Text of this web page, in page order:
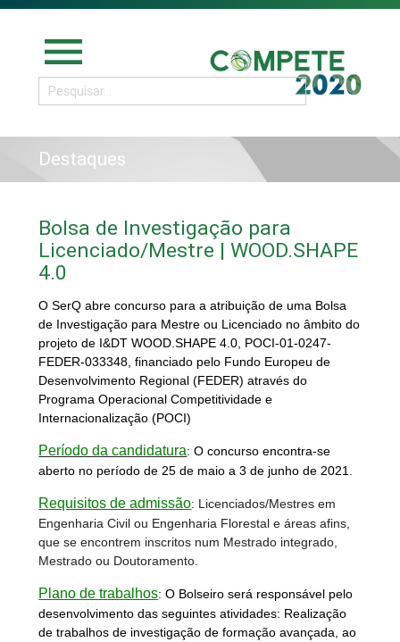
menu
Destaques
Bolsa de Investigação para
Licenciado/Mestre | WOOD.SHAPE
4.0
O SerQ abre concurso para a atribuição de uma Bolsa
de Investigação para Mestre ou Licenciado no âmbito do
projeto de I&DT WOOD.SHAPE 4.0, POCI-01-0247-
FEDER-033348, financiado pelo Fundo Europeu de
Desenvolvimento Regional (FEDER) através do
Programa Operacional Competitividade e
Internacionalização (POCI)
Período da candidatura:O concurso encontra-se
aberto no período de 25 de maio a 3 de junho de 2021.
Requisitos de admissão: Licenciados/Mestres em
Engenharia Civil ou Engenharia Florestal e áreas afins,
que se encontrem inscritos num Mestrado integrado,
Mestrado ou Doutoramento.
Plano de trabalhos: O Bolseiro será responsável pelo
desenvolvimento das seguintes atividades: Realização
de trabalhos de investigação de formação avançada, ao